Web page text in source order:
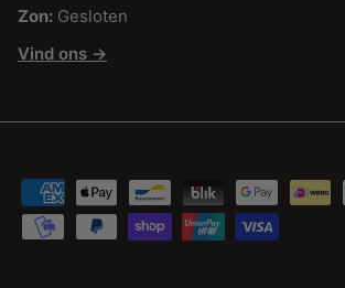
Zon: Gesloten
Vind ons →